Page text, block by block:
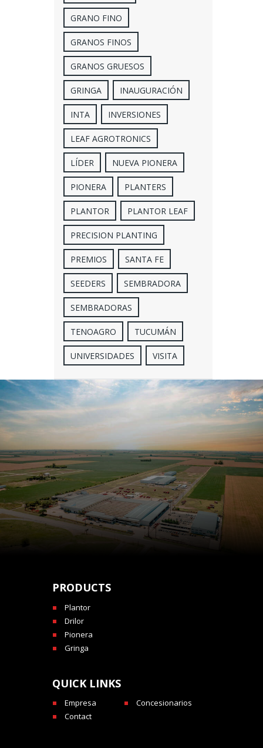
GRANO FINO
GRANOS FINOS
GRANOS GRUESOS
GRINGA INAUGURACIÓN
INTA INVERSIONES
LEAF AGROTRONICS
LÍDER NUEVA PIONERA
PIONERA PLANTERS
PLANTOR PLANTOR LEAF
PRECISION PLANTING
PREMIOS SANTA FE
SEEDERS SEMBRADORA
SEMBRADORAS
TENOAGRO TUCUMÁN
UNIVERSIDADES VISITA
PRODUCTS
Plantor
Drilor
Pionera
Gringa
QUICK LINKS
Empresa
Concesionarios
Contact